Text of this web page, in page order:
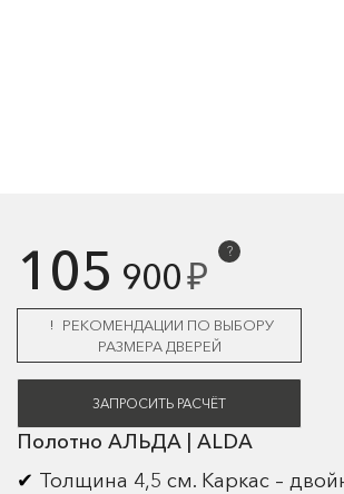
105 900₽
?
РЕКОМЕНДАЦИИ ПО ВЫБОРУ
РАЗМЕРА ДВЕРЕЙ
ЗАПРОСИТЬ РАСЧЁТ
Полотно АЛЬДА | ALDA
Толщина 4,5 см. Каркас –